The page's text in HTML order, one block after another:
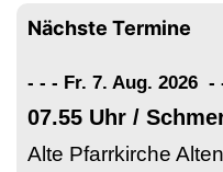
Nächste Termine
- - - Fr. 7. Aug. 2026 -
07.55 Uhr /
Alte Pfarrkirche